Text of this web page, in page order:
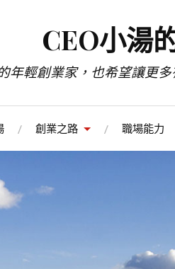
CEO小湯
年輕創業家，也希望讓更
創業之路 職場能力